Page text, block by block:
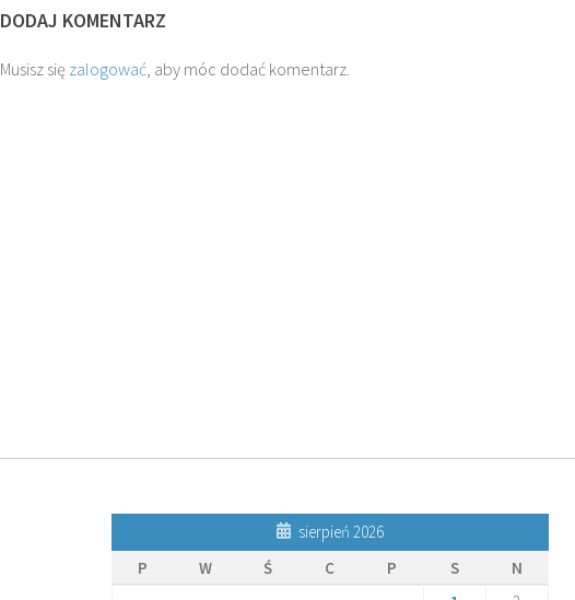
DODAJ KOMENTARZ
Musisz się zalogować, aby móc dodać komentarz.
sierpień 2026
P
W Ś C P S
N